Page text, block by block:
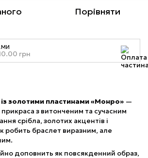
Порівняти
грн
золотими пластинами «Монро» —
з витонченим та сучасним
срібла, золотих акцентів і
робить браслет виразним, але
доповнить як повсякденний образ,